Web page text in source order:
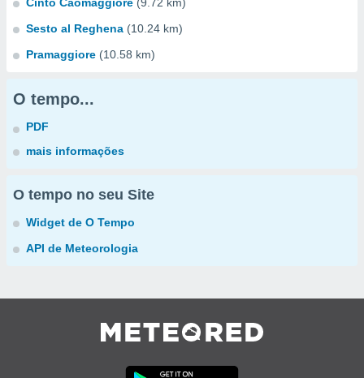
Sesto al Reghena (10.24 km)
Pramaggiore (10.58 km)
O tempo...
PDF
mais informações
O tempo no seu Site
Widget de O Tempo
API de Meteorologia